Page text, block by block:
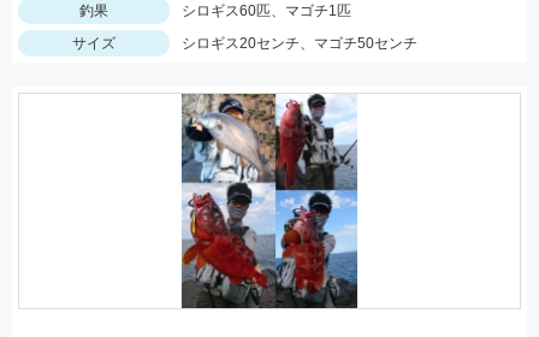
釣果
シロギス60匹、マゴチ1匹
サイズ
シロギス20センチ、マゴチ50センチ